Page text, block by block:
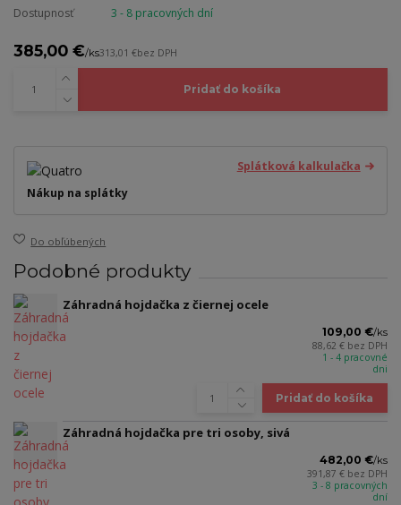
Dostupnosť 3 - 8 pracovných dní
385,00 €/ks313,01 €bez DPH
Pridať do košíka
Splátková kalkulačka
Nákup na splátky
Do obľúbených
Podobné produkty
Záhradná hojdačka z čiernej ocele
109,00 €/ks
88,62 € bez DPH
1 - 4 pracovné
dni
Pridať do košíka
Záhradná hojdačka pre tri osoby, sivá
482,00 €/ks
391,87 € bez DPH
3 - 8 pracovných
dní